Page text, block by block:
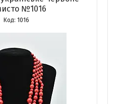
№1016
1016